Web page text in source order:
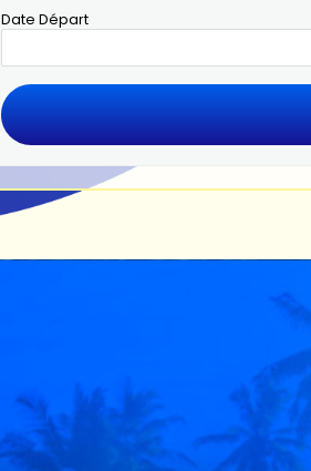
Date Départ